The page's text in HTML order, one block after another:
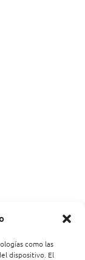
como las
dispositivo. El